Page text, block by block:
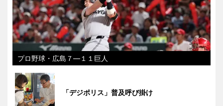
プロ野球・広島７―１１巨人
「デジポリス」普及呼び掛け